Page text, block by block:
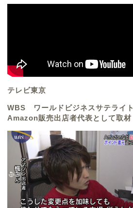
テレビ東京
WBS ワールドビジネスサテライト
Amazon販売出店者代表として取材